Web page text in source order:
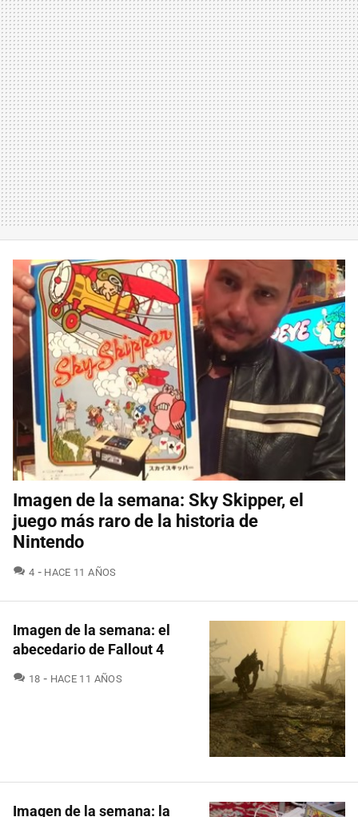
Imagen de la semana: Sky Skipper, el
juego más raro de la historia de
Nintendo
4 COMENTARIOS
HACE 11 AÑOS
Imagen de la semana: el
abecedario de Fallout 4
18 COMENTARIOS
HACE 11 AÑOS
Imagen de la semana: la